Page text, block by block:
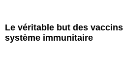
Le véritable but des
système immunitaire